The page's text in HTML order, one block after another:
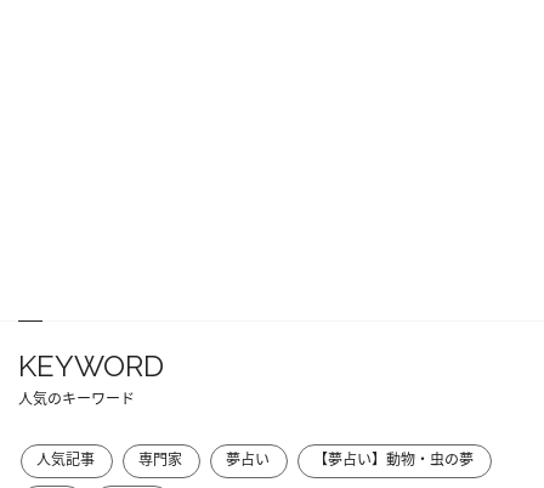
KEYWORD
人気のキーワード
人気記事 専門家 夢占い
【夢占い】動物・虫の夢